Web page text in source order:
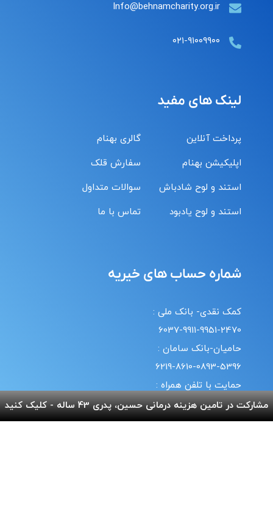
Info@behnamcharity.org.ir
۰۲۱-۹۱۰۰۹۹۰۰
لینک های مفید
پرداخت آنلاین
اپلیکیشن بهنام
استند و لوح شادباش
استند و لوح یادبود
گالری بهنام
سفارش قلک
سوالات متداول
تماس با ما
شماره حساب های خیریه
کمک نقدی- بانک ملی :
6037-9911-9951-2470
حامیان-بانک سامان :
6219-8610-0893-5396
حمایت با تلفن همراه :
18#*7*733*
20#*0*724*
مشارکت در تامین هزینه درمانی حسین، پدری 43 ساله - کلیک کنید